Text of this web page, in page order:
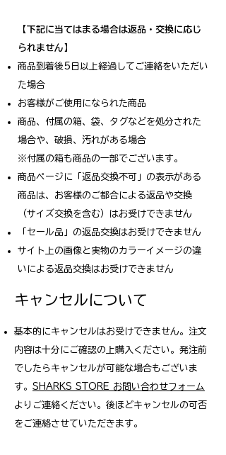
【下記に当てはまる場合は返品・交換に応じ
られません】
商品到着後5日以上経過してご連絡をいただい
た場合
お客様がご使用になられた商品
商品、付属の箱、袋、タグなどを処分された
場合や、破損、汚れがある場合
※付属の箱も商品の一部でございます。
商品ページに「返品交換不可」の表示がある
商品は、お客様のご都合による返品や交換
（サイズ交換を含む）はお受けできません
「セール品」の返品交換はお受けできません
サイト上の画像と実物のカラーイメージの違
いによる返品交換はお受けできません
キャンセルについて
基本的にキャンセルはお受けできません。注文
内容は十分にご確認の上購入ください。発注前
でしたらキャンセルが可能な場合もございま
す。​​ SHARKS STORE お問い合わせフォーム
よりご連絡ください。 後ほどキャンセルの可否
をご連絡させていただきます。